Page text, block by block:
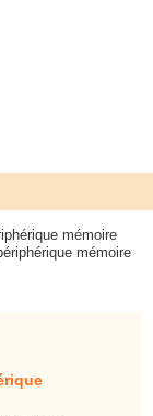
mémoire
mémoire